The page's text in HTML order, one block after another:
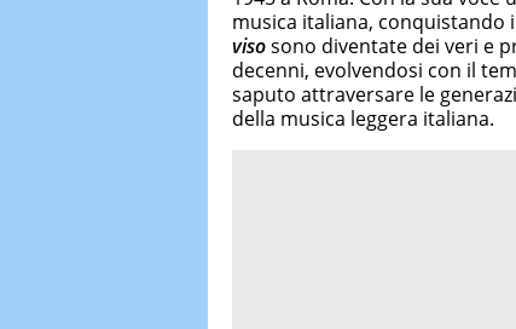
musica italiana, conquistando
visosono diventate dei veri e
decenni, evolvendosi con il
saputo attraversare le
della musica leggera italiana.